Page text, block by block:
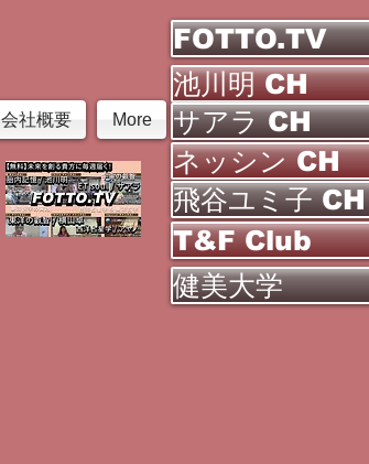
FOTTO.TV
池川明 CH
会社概要 More
サアラ CH
ネッシン CH
飛谷ユミ子 CH
T&F Club
健美大学